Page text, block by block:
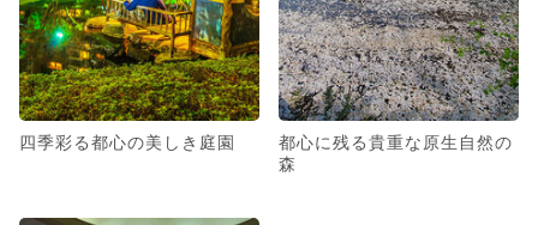
四季彩る都心の美しき庭園
都心に残る貴重な原生自然の
森